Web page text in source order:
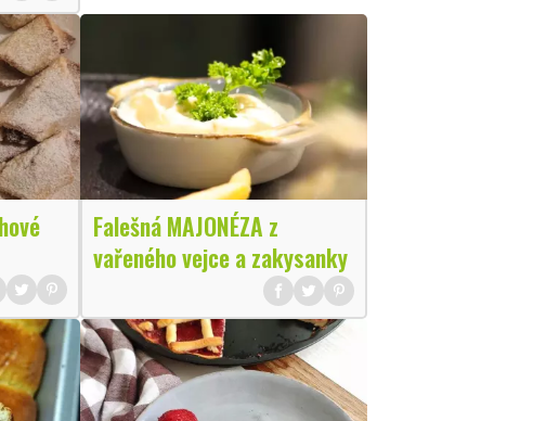
Falešná MAJONÉZA z
vařeného vejce a zakysanky